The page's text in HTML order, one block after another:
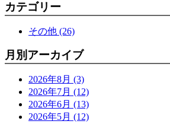
カテゴリー
その他 (26)
月別アーカイブ
2026年8月 (3)
2026年7月 (12)
2026年6月 (13)
2026年5月 (12)